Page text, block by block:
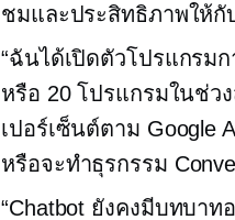
ชมและประสิทธิภาพให้กั
“ฉันได้เปิดตัวโปรแกรม
หรือ 20 โปรแกรมในช่ว
เปอร์เซ็นต์ตาม Google
หรือจะทำธุรกรรม
“Chatbot ยังคงมีบทบา